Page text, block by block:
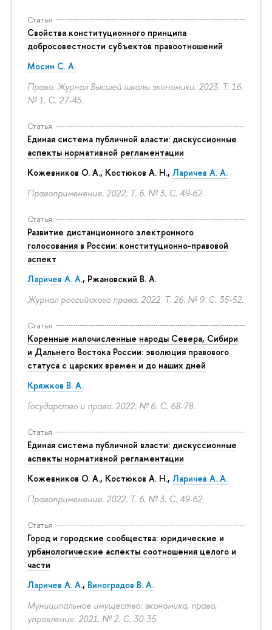
Статья
Свойства конституционного принципа
добросовестности субъектов правоотношений
Мосин С. А.
Право. Журнал Высшей школы экономики. 2023. Т. 16.
№ 1. С. 27-45.
Статья
Единая система публичной власти: дискуссионные
аспекты нормативной регламентации
Кожевников О. А., Костюков А. Н., Ларичев А. А.
Правоприменение. 2022. Т. 6. № 3. С. 49-62.
Статья
Развитие дистанционного электронного
голосования в России: конституционно-правовой
аспект
Ларичев А. А., Ржановский В. А.
Журнал российского права. 2022. Т. 26. № 9. С. 35-52.
Статья
Коренные малочисленные народы Севера, Сибири
и Дальнего Востока России: эволюция правового
статуса с царских времен и до наших дней
Кряжков В. А.
Государство и право. 2022. № 6. С. 68-78.
Статья
Единая система публичной власти: дискуссионные
аспекты нормативной регламентации
Кожевников О. А., Костюков А. Н., Ларичев А. А.
Правоприменение. 2022. Т. 6. № 3. С. 49-62.
Статья
Город и городские сообщества: юридические и
урбанологические аспекты соотношения целого и
части
Ларичев А. А., Виноградов В. А.
Муниципальное имущество: экономика, право,
управление. 2021. № 2. С. 30-35.